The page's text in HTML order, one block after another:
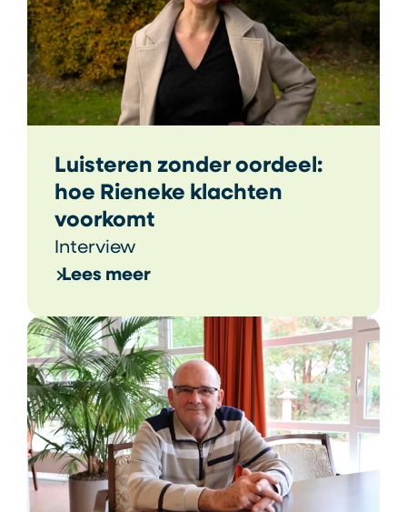
Luisteren zonder oordeel:
hoe Rieneke klachten
voorkomt
Interview
Lees meer